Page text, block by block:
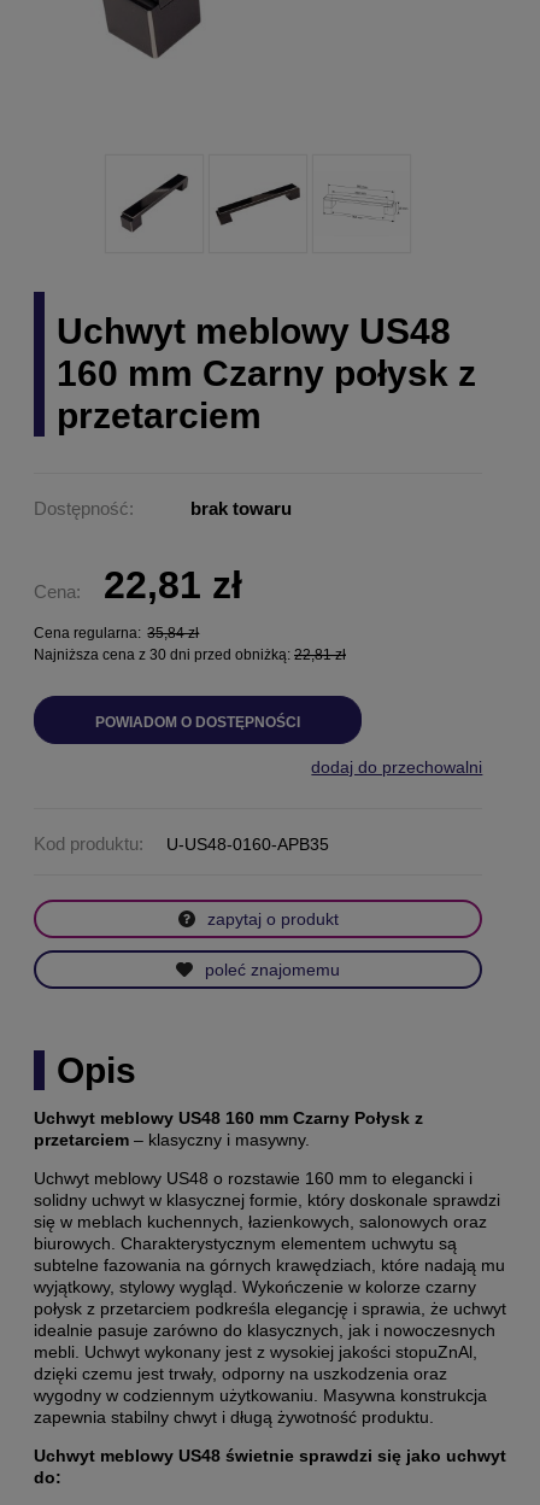
Uchwyt meblowy US48
160 mm Czarny połysk z
przetarciem
Dostępność: brak towaru
Cena: 22,81 zł
Cena regularna: 35,84 zł
Najniższa cena z 30 dni przed obniżką: 22,81 zł
POWIADOM O DOSTĘPNOŚCI
dodaj do przechowalni
Kod produktu: U-US48-0160-APB35
zapytaj o produkt
poleć znajomemu
Opis
Uchwyt meblowy US48 160 mm Czarny Połysk z
przetarciem – klasyczny i masywny.
Uchwyt meblowy US48 o rozstawie 160 mm to elegancki i
solidny uchwyt w klasycznej formie, który doskonale sprawdzi
się w meblach kuchennych, łazienkowych, salonowych oraz
biurowych. Charakterystycznym elementem uchwytu są
subtelne fazowania na górnych krawędziach, które nadają mu
wyjątkowy, stylowy wygląd. Wykończenie w kolorze czarny
połysk z przetarciem podkreśla elegancję i sprawia, że uchwyt
idealnie pasuje zarówno do klasycznych, jak i nowoczesnych
mebli. Uchwyt wykonany jest z wysokiej jakości stopuZnAl,
dzięki czemu jest trwały, odporny na uszkodzenia oraz
wygodny w codziennym użytkowaniu. Masywna konstrukcja
zapewnia stabilny chwyt i długą żywotność produktu.
Uchwyt meblowy US48 świetnie sprawdzi się jako uchwyt
do: